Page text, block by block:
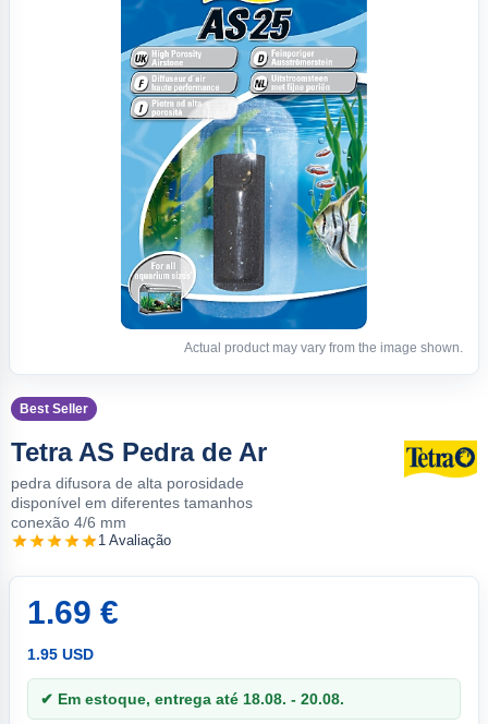
Actual product may vary from the image shown.
Best Seller
Tetra AS Pedra de Ar
pedra difusora de alta porosidade
disponível em diferentes tamanhos
conexão 4/6 mm
1 Avaliação
1.69 €
1.95 USD
✔ Em estoque, entrega até 18.08. - 20.08.